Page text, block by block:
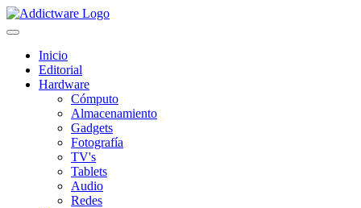
Inicio
Editorial
Hardware
Cómputo
Almacenamiento
Gadgets
Fotografía
TV's
Tablets
Audio
Redes